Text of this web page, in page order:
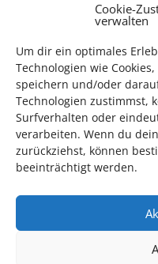
Cookie-
verwalten
Um dir ein optimales
Technologien wie
speichern und/oder
Technologien zustimmst,
Surfverhalten oder
verarbeiten. Wenn du
zurückziehst, können
beeinträchtigt werden.
*KULTURTIPP
Auch dieses Jahr findet